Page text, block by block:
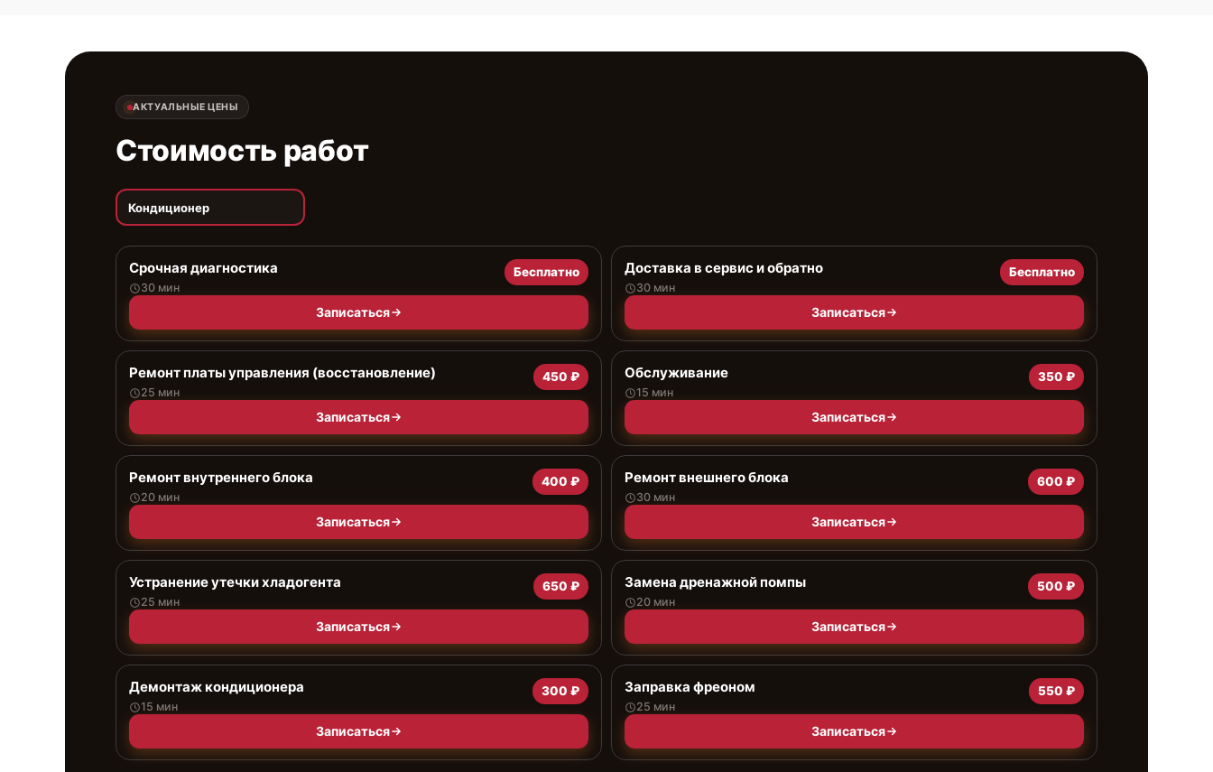
АКТУАЛЬНЫЕ ЦЕНЫ
Стоимость работ
Кондиционер
Срочная диагностика
30 мин
Бесплатно
Записаться
Доставка в сервис и обратно
30 мин
Бесплатно
Записаться
Ремонт платы управления (восстановление)
25 мин
450 ₽
Записаться
Обслуживание
15 мин
350 ₽
Записаться
Ремонт внутреннего блока
20 мин
400 ₽
Записаться
Ремонт внешнего блока
30 мин
600 ₽
Записаться
Устранение утечки хладогента
25 мин
650 ₽
Записаться
Замена дренажной помпы
20 мин
500 ₽
Записаться
Демонтаж кондиционера
15 мин
300 ₽
Записаться
Заправка фреоном
25 мин
550 ₽
Записаться